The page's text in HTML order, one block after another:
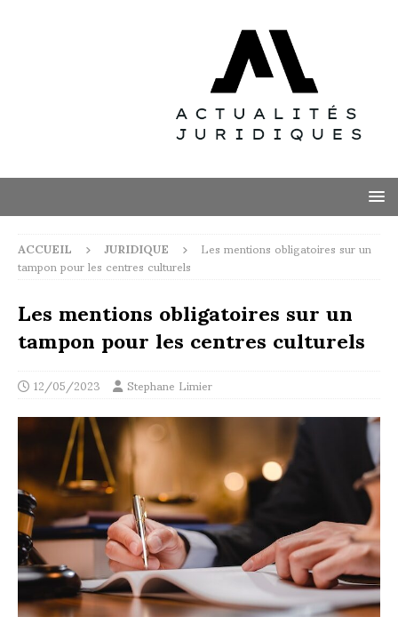
ACCUEIL JURIDIQUE Les mentions obligatoires sur un
tampon pour les centres culturels
Les mentions obligatoires sur un
tampon pour les centres culturels
12/05/2023 Stephane Limier